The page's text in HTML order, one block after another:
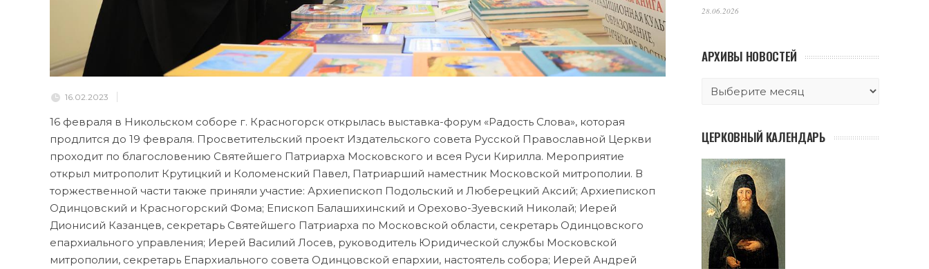
16.02.2023
16 февраля в Никольском соборе г. Красногорск открылась выставка-форум «Радость Слова», которая
продлится до 19 февраля. Просветительский проект Издательского совета Русской Православной Церкви
проходит по благословению Святейшего Патриарха Московского и всея Руси Кирилла. Мероприятие
открыл митрополит Крутицкий и Коломенский Павел, Патриарший наместник Московской митрополии. В
торжественной части также приняли участие: Архиепископ Подольский и Люберецкий Аксий; Архиепископ
Одинцовский и Красногорский Фома; Епископ Балашихинский и Орехово-Зуевский Николай; Иерей
Дионисий Казанцев, секретарь Святейшего Патриарха по Московской области, секретарь Одинцовского
епархиального управления; Иерей Василий Лосев, руководитель Юридической службы Московской
митрополии, секретарь Епархиального совета Одинцовской епархии, настоятель собора; Иерей Андрей
28.06.2026
АРХИВЫ НОВОСТЕЙ
ЦЕРКОВНЫЙ КАЛЕНДАРЬ